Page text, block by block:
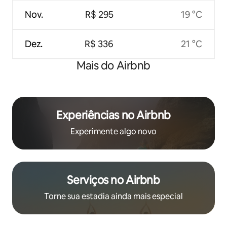
Nov.
Dez.
R$ 295
R$ 336
19 °C
21 °C
Mais do Airbnb
Experiências no Airbnb
Experimente algo novo
Serviços no Airbnb
Torne sua estadia ainda mais especial